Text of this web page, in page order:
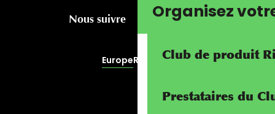
Organisez
Club de produit
Prestataires du
Nous suivre
EuropeRivierALP